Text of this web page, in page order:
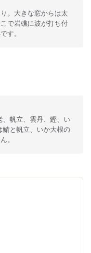
。大きな窓からは太
で岩礁に波が打ち付
す。
帆立、雲丹、鰹、い
鯖と帆立、いか大根の
。